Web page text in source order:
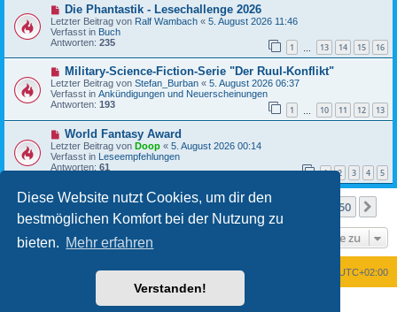
Diese Website nutzt Cookies, um dir den
bestmöglichen Komfort bei der Nutzung zu
bieten. Mehr erfahren
Verstanden!
a
g
B
e
i
t
r
a
g
N
e
u
e
r
B
i
t
r
g
Die Phantastik - Lesechallenge 2026
Letzter Beitrag von Ralf Wambach « 5. August 2026 11:46
Verfasst in Buch
Antworten: 235 1 13 14 15 16
N
e
u
e
B
e
i
t
r
Military-Science-Fiction-Serie "Der Ruul-Konflikt"
Letzter Beitrag von Stefan_Burban « 5. August 2026 06:37
Verfasst in Ankündigungen und Neuerscheinungen
Antworten: 193 1 10 11 12 13
N
e
u
e
r
e
i
t
r
g
World Fantasy Award
Letzter Beitrag von Doop « 5. August 2026 00:14
Verfasst in Leseempfehlungen
Antworten: 61 1 2 3 4 5
Die Suche ergab mehr als 1000 Treffer Seite 1von
1 2 3 50
Gehe zu
Foren-Übersicht UTC+02:00
Powered by
® Forum Software © phpBB Limited